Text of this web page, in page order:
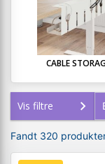
CABLE
Vis filtre
Fandt 320